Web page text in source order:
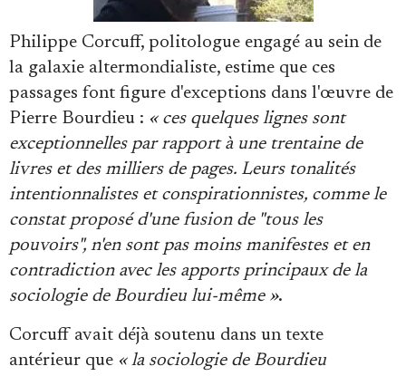
Philippe Corcuff, politologue engagé au sein de
la galaxie altermondialiste, estime que ces
passages font figure d'exceptions dans l'œuvre de
Pierre Bourdieu : « ces quelques lignes sont
exceptionnelles par rapport à une trentaine de
livres et des milliers de pages. Leurs tonalités
intentionnalistes et conspirationnistes, comme le
constat proposé d'une fusion de "tous les
pouvoirs", n'en sont pas moins manifestes et en
contradiction avec les apports principaux de la
sociologie de Bourdieu lui-même ».
Corcuff avait déjà soutenu dans un texte
antérieur que « la sociologie de Bourdieu